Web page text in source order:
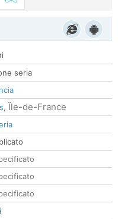
seria
, Île-de-France